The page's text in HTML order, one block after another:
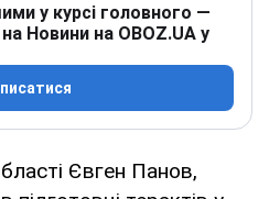
у курсі головного —
Новини на OBOZ.UA у
Євген Панов,